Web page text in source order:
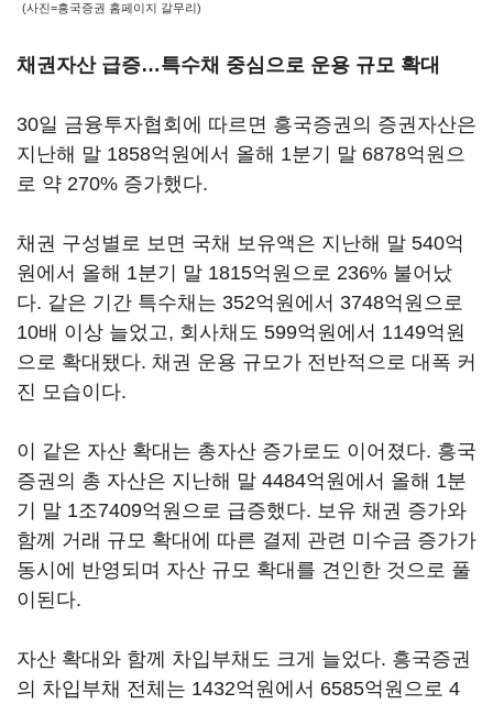
(사진=흥국증권 홈페이지 갈무리)
채권자산 급증…특수채 중심으로 운용 규모 확대
30일 금융투자협회에 따르면 흥국증권의 증권자산은
지난해 말 1858억원에서 올해 1분기 말 6878억원으
로 약 270% 증가했다.
채권 구성별로 보면 국채 보유액은 지난해 말 540억
원에서 올해 1분기 말 1815억원으로 236% 불어났
다. 같은 기간 특수채는 352억원에서 3748억원으로
10배 이상 늘었고, 회사채도 599억원에서 1149억원
으로 확대됐다. 채권 운용 규모가 전반적으로 대폭 커
진 모습이다.
이 같은 자산 확대는 총자산 증가로도 이어졌다. 흥국
증권의 총 자산은 지난해 말 4484억원에서 올해 1분
기 말 1조7409억원으로 급증했다. 보유 채권 증가와
함께 거래 규모 확대에 따른 결제 관련 미수금 증가가
동시에 반영되며 자산 규모 확대를 견인한 것으로 풀
이된다.
자산 확대와 함께 차입부채도 크게 늘었다. 흥국증권
의 차입부채 전체는 1432억원에서 6585억원으로 4